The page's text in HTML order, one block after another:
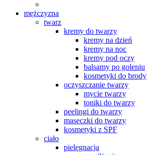
mężczyzna
twarz
kremy do twarzy
kremy na dzień
kremy na noc
kremy pod oczy
balsamy po goleniu
kosmetyki do brody
oczyszczanie twarzy
mycie twarzy
toniki do twarzy
peelingi do twarzy
maseczki do twarzy
kosmetyki z SPF
ciało
pielęgnacja